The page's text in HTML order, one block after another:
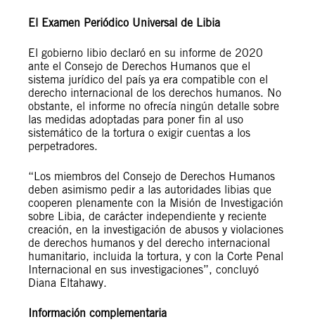
El Examen Periódico Universal de Libia
El gobierno libio declaró en su informe de 2020
ante el Consejo de Derechos Humanos que el
sistema jurídico del país ya era compatible con el
derecho internacional de los derechos humanos. No
obstante, el informe no ofrecía ningún detalle sobre
las medidas adoptadas para poner fin al uso
sistemático de la tortura o exigir cuentas a los
perpetradores.
“Los miembros del Consejo de Derechos Humanos
deben asimismo pedir a las autoridades libias que
cooperen plenamente con la Misión de Investigación
sobre Libia, de carácter independiente y reciente
creación, en la investigación de abusos y violaciones
de derechos humanos y del derecho internacional
humanitario, incluida la tortura, y con la Corte Penal
Internacional en sus investigaciones”, concluyó
Diana Eltahawy.
Información complementaria